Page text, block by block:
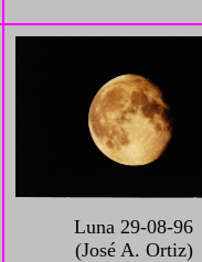
Luna 29-08-96
(José A. Ortiz)